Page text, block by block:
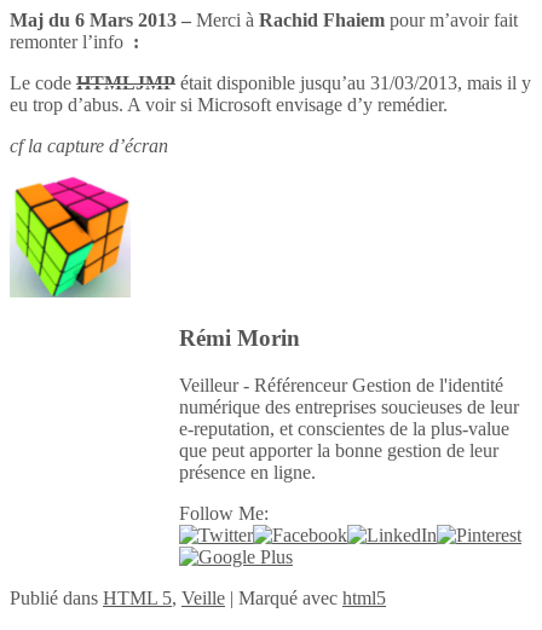
Maj du 6 Mars 2013 – Merci à Rachid Fhaiem pour m’avoir fait
remonter l’info :
Le code HTMLJMP était disponible jusqu’au 31/03/2013, mais il y
eu trop d’abus. A voir si Microsoft envisage d’y remédier.
cf la capture d’écran
Rémi Morin
Veilleur - Référenceur Gestion de l'identité
numérique des entreprises soucieuses de leur
e-reputation, et conscientes de la plus-value
que peut apporter la bonne gestion de leur
présence en ligne.
Follow Me:
Publié dans HTML 5, Veille | Marqué avec html5